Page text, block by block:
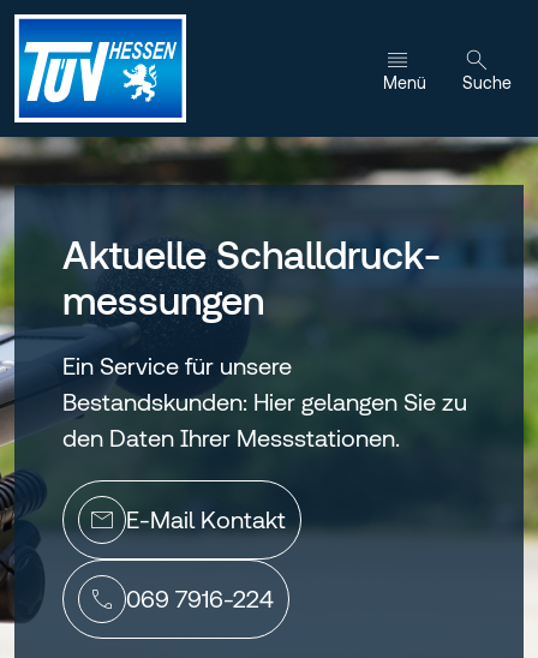
Zum Inhalt wechseln
Menü Suche
Aktuelle Schalldruck­
messungen
Ein Service für unsere
Bestandskunden: Hier gelangen Sie zu
den Daten Ihrer Messstationen.
E-Mail Kontakt
069 7916-224